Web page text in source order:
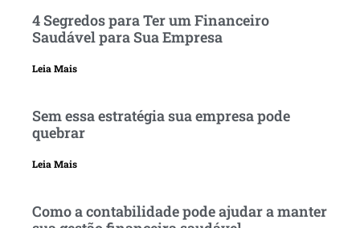
4 Segredos para Ter um Financeiro
Saudável para Sua Empresa
Leia Mais
Sem essa estratégia sua empresa pode
quebrar
Leia Mais
Como a contabilidade pode ajudar a manter